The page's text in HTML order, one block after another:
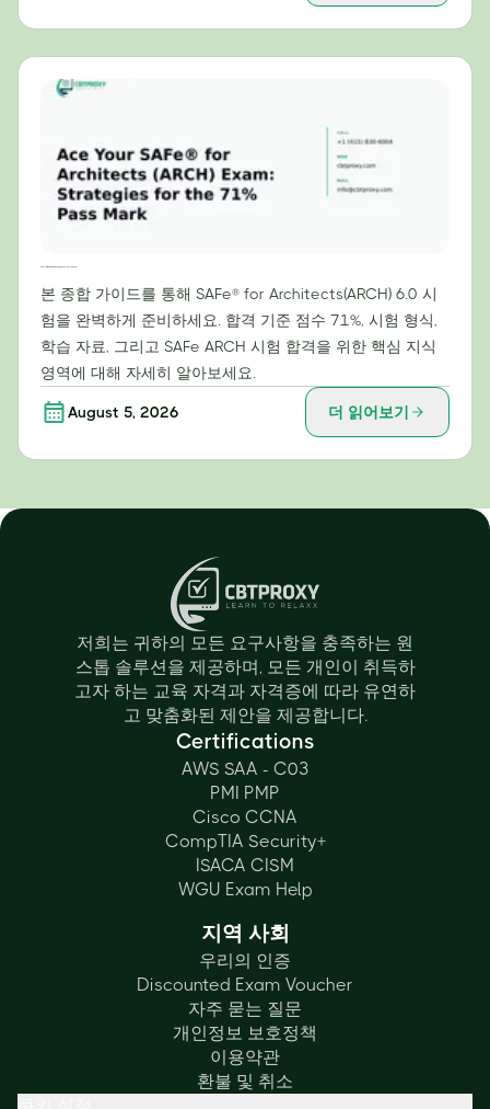
본 종합 가이드를 통해 SAFe® for Architects(ARCH) 6.0 시
험을 완벽하게 준비하세요. 합격 기준 점수 71%, 시험 형식,
학습 자료, 그리고 SAFe ARCH 시험 합격을 위한 핵심 지식
영역에 대해 자세히 알아보세요.
August 5, 2026 더 읽어보기
저희는 귀하의 모든 요구사항을 충족하는 원
스톱 솔루션을 제공하며, 모든 개인이 취득하
고자 하는 교육 자격과 자격증에 따라 유연하
고 맞춤화된 제안을 제공합니다.
Certifications
AWS SAA - C03
PMI PMP
Cisco CCNA
CompTIA Security+
ISACA CISM
WGU Exam Help
지역 사회
우리의 인증
Discounted Exam Voucher
자주 묻는 질문
개인정보 보호정책
이용약관
환불 및 취소